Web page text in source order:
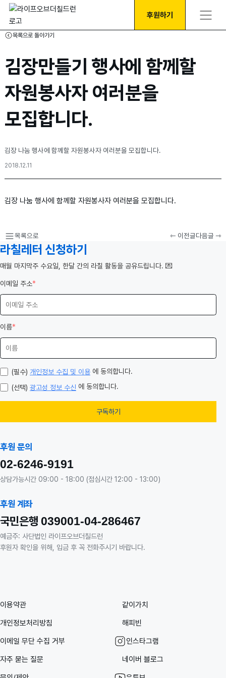
후원하기
목록으로 돌아가기
김장만들기 행사에 함께할
자원봉사자 여러분을
모집합니다.
김장 나눔 행사에 함께할 자원봉사자 여러분을 모집합니다.
2018.12.11
김장 나눔 행사에 함께할 자원봉사자 여러분을 모집합니다.
목록으로 ⇽ 이전글다음글 ⇾
라칠레터 신청하기
️매월 마지막주 수요일, 한달 간의 라칠 활동을 공유드립니다. 💌
이메일 주소*
이름*
(필수) 개인정보 수집 및 이용 에 동의합니다.
(선택) 광고성 정보 수신 에 동의합니다.
구독하기
후원 문의
02-6246-9191
상담가능시간 09:00 - 18:00 (점심시간 12:00 - 13:00)
후원 계좌
국민은행 039001-04-286467
예금주: 사단법인 라이프오브더칠드런
후원자 확인을 위해, 입금 후 꼭 전화주시기 바랍니다.
이용약관
개인정보처리방침
이메일 무단 수집 거부
자주 묻는 질문
같이가치
해피빈
인스타그램
네이버 블로그